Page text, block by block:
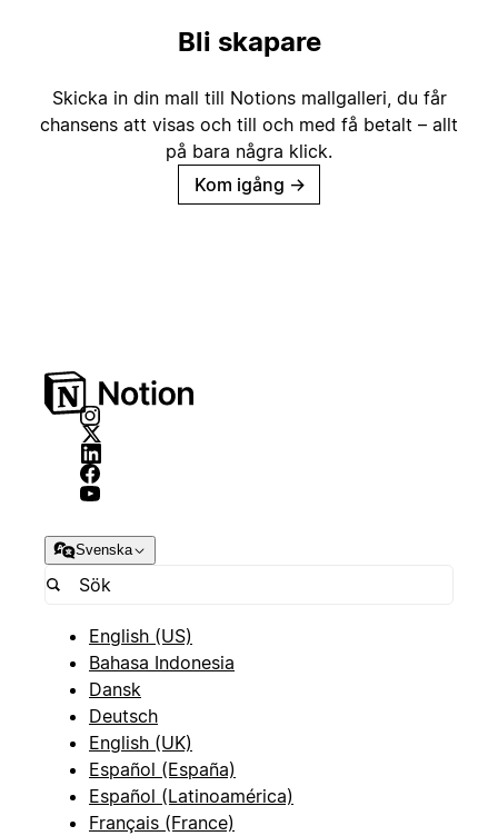
Bli skapare
Skicka in din mall till Notions mallgalleri, du får
chansens att visas och till och med få betalt – allt
på bara några klick.
Kom igång →
Svenska
English (US)
Bahasa Indonesia
Dansk
Deutsch
English (UK)
Español (España)
Español (Latinoamérica)
Français (France)